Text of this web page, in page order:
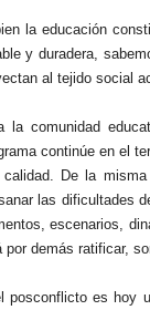
la educación
y duradera,
al tejido social
la comunidad
continúe en el
calidad. De la
las dificultades
escenarios,
por demás ratificar,
posconflicto es hoy